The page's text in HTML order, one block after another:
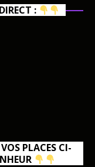
:
PLACES CI-